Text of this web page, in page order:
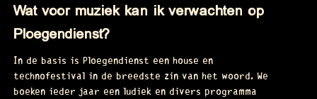
Wat voor muziek kan ik verwachten op
Ploegendienst?
In de basis is Ploegendienst een house en
technofestival in de breedste zin van het woord. We
boeken ieder jaar een ludiek en divers programma